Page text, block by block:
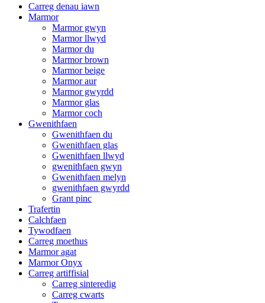
Carreg denau iawn
Marmor
Marmor gwyn
Marmor llwyd
Marmor du
Marmor brown
Marmor beige
Marmor aur
Marmor gwyrdd
Marmor glas
Marmor coch
Gwenithfaen
Gwenithfaen du
Gwenithfaen glas
Gwenithfaen llwyd
gwenithfaen gwyn
Gwenithfaen melyn
gwenithfaen gwyrdd
Grant pinc
Trafertin
Calchfaen
Tywodfaen
Carreg moethus
Marmor agat
Marmor Onyx
Carreg artiffisial
Carreg sinteredig
Carreg cwarts